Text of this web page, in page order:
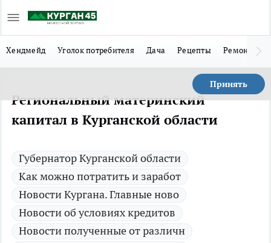
Хендмейд Уголок потребителя Дача Рецепты Ремонт
Принять
Региональный материнский
капитал в Курганской области
Губернатор Курганской области
Как можно потратить и заработ
Новости Кургана. Главные ново
Новости об условиях кредитов
Новости полученные от различн